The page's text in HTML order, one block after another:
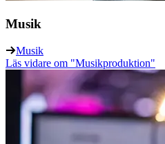
Musik
Musik
Läs vidare om "Musikproduktion"